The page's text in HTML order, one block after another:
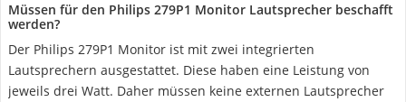
Müssen für den Philips 279P1 Monitor Lautsprecher beschafft
werden?
Der Philips 279P1 Monitor ist mit zwei integrierten
Lautsprechern ausgestattet. Diese haben eine Leistung von
jeweils drei Watt. Daher müssen keine externen Lautsprecher